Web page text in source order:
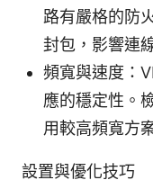
路有嚴格的防
封包，影響連
頻寬與速度：
應的穩定性。
用較高頻寬方
設置與優化技巧